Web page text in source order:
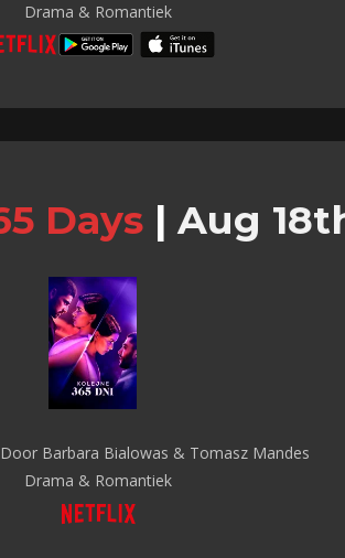
Drama & Romantiek
Days | Aug
Barbara Bialowas & Tomasz Mandes
Drama & Romantiek